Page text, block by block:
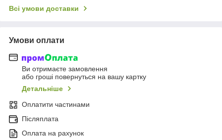
Всі умови доставки
Умови оплати
Ви отримаєте замовлення
або гроші повернуться на вашу картку
Детальніше
Оплатити частинами
Післяплата
Оплата на рахунок